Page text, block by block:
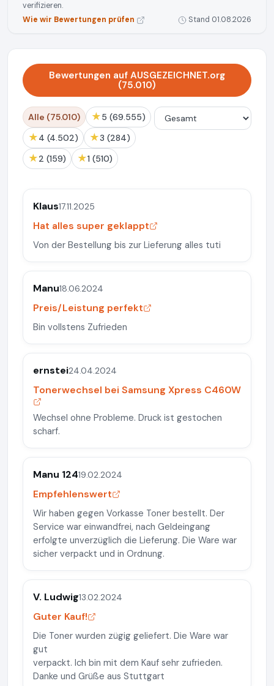
verifizieren.
Wie wir Bewertungen prüfen
Stand 01.08.2026
Bewertungen auf AUSGEZEICHNET.org
(75.010)
Alle (75.010) ★ 5 (69.555)
★ 4 (4.502) ★ 3 (284)
★ 2 (159) ★ 1 (510)
Klaus17.11.2025
Hat alles super geklappt
Von der Bestellung bis zur Lieferung alles tuti
Manu18.06.2024
Preis/Leistung perfekt
Bin vollstens Zufrieden
ernstei24.04.2024
Tonerwechsel bei Samsung Xpress C460W
Wechsel ohne Probleme. Druck ist gestochen
scharf.
Manu 12419.02.2024
Empfehlenswert
Wir haben gegen Vorkasse Toner bestellt. Der
Service war einwandfrei, nach Geldeingang
erfolgte unverzüglich die Lieferung. Die Ware war
sicher verpackt und in Ordnung.
V. Ludwig13.02.2024
Guter Kauf!
Die Toner wurden zügig geliefert. Die Ware war
gut
verpackt. Ich bin mit dem Kauf sehr zufrieden.
Danke und Grüße aus Stuttgart